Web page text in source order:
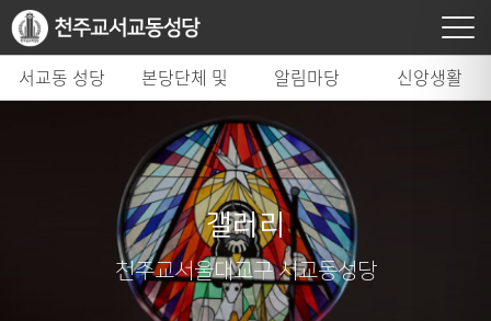
서교동 성당
본당단체 및
시설
알림마당 신앙생활
갤러리
천주교서울대교구 서교동성당